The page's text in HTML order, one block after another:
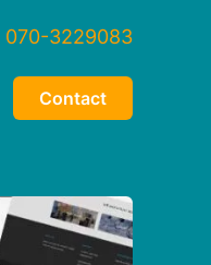
070-3229083
Contact